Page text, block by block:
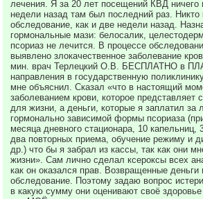
лечения. Я за 20 лет посещений КВД
недели назад там был последний раз.
обследование, как и две недели назад.
гормональные мази: белосалик,
псориаз не лечится. В процессе
выявлено злокачественное заболевание
мин. врач Терлецкий О.В. БЕСПЛАТНО в
направления в государственную
мне объяснил. Сказал «что в настоящий
заболеванием крови, которое представляет
для жизни, а деньги, которые я заплатил за
гормонально зависимой формы псориаза
месяца дневного стационара, 10 капельниц,
два повторных приема, обучение режиму и
др.) что бы я забрал из кассы, так как они
жизни». Сам лично сделал ксероксы всех
как он оказался прав. Возвращенные
обследование. Поэтому задаю вопрос
в какую сумму они оценивают своё